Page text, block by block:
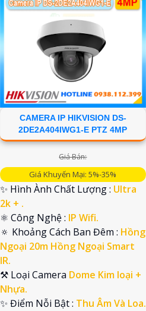
CAMERA IP HIKVISION DS-
2DE2A404IWG1-E PTZ 4MP
Giá Bán:
Giá Khuyến Mại: 5%-35%
✨ Hình Ành Chất Lượng : Ultra
2k + .
⚛️ Công Nghệ : IP Wifi.
🔅 Khoảng Cách Ban Đêm : Hồng
Ngoại 20m Hồng Ngoại Smart
IR.
⚒ Loại Camera Dome Kim loại +
Nhựa.
️✨ Điểm Nỗi Bật : Thu Âm Và Loa.